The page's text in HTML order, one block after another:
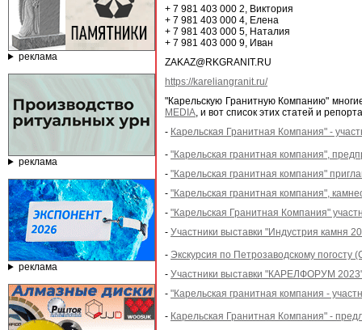
реклама
реклама
реклама
‪+ 7 981 403 000 2‬, Виктория
‪+ 7 981 403 000 4‬, Елена
‪+ 7 981 403 000 5‬, Наталия
‪+ 7 981 403 000 9‬, Иван
ZAKAZ@RKGRANIT.RU
https://kareliangranit.ru/
"Карельскую Гранитную Компанию"
MEDIA, и вот список этих статей и
- Карельская Гранитная Компания" -
- "Карельская гранитная компания",
- "Карельская гранитная компания"
- "Карельская гранитная компания",
- "Карельская Гранитная Компания"
- Участники выставки "Индустрия камня
- Экскурсия по Петрозаводскому погосту
- Участники выставки "КАРЕЛФОРУМ
- "Карельская гранитная компания -
- Карельская Гранитная Компания" -